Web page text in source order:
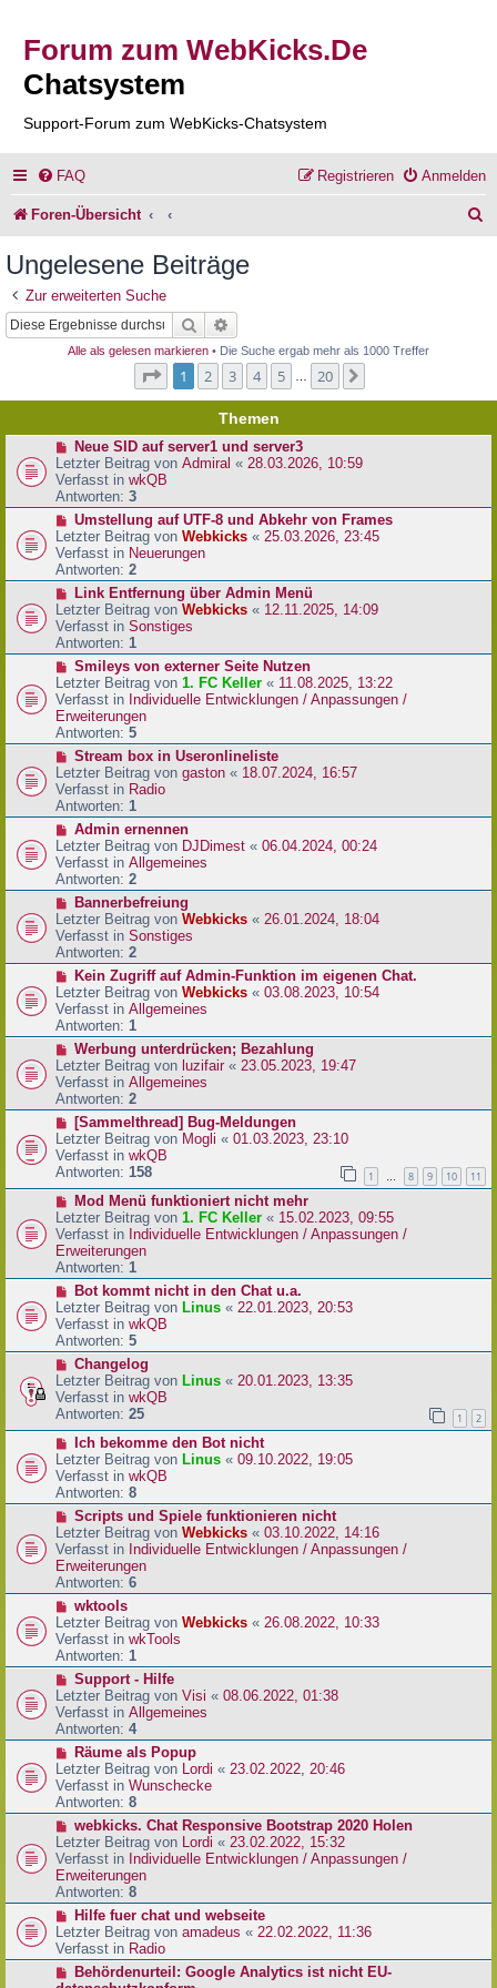
Forum zum WebKicks.De
Chatsystem
Support-Forum zum WebKicks-Chatsystem
FAQ Anmelden
Registrieren
Foren-Übersicht
Ungelesene Beiträge
Zur erweiterten Suche
Suche
Alle als gelesen markieren • Die Suche ergab mehr als 1000 Treffer
Seite von
1 2 3 4 5 20
Themen
N
e
u
e
r
B
e
i
t
a
g
Neue SID auf server1 und server3
Letzter Beitrag von Admiral « 28.03.2026, 10:59
Verfasst in wkQB
Antworten: 3
N
e
u
e
r
B
e
i
t
a
g
Umstellung auf UTF-8 und Abkehr von Frames
Letzter Beitrag von Webkicks « 25.03.2026, 23:45
Verfasst in Neuerungen
Antworten: 2
N
e
u
e
r
B
e
i
t
r
a
g
Link Entfernung über Admin Menü
Letzter Beitrag von Webkicks « 12.11.2025, 14:09
Verfasst in Sonstiges
Antworten: 1
N
e
u
e
r
B
e
i
t
r
a
g
Smileys von externer Seite Nutzen
Letzter Beitrag von 1. FC Keller « 11.08.2025, 13:22
Verfasst in Individuelle Entwicklungen / Anpassungen /
Erweiterungen
Antworten: 5
N
e
u
e
r
B
e
i
t
a
g
Stream box in Useronlineliste
Letzter Beitrag von gaston « 18.07.2024, 16:57
Verfasst in Radio
Antworten: 1
N
e
u
e
r
B
e
i
t
a
g
Admin ernennen
Letzter Beitrag von DJDimest « 06.04.2024, 00:24
Verfasst in Allgemeines
Antworten: 2
N
e
u
e
r
B
e
i
t
a
g
Bannerbefreiung
Letzter Beitrag von Webkicks « 26.01.2024, 18:04
Verfasst in Sonstiges
Antworten: 2
N
e
u
e
r
B
e
i
t
a
g
Kein Zugriff auf Admin-Funktion im eigenen Chat.
Letzter Beitrag von Webkicks « 03.08.2023, 10:54
Verfasst in Allgemeines
Antworten: 1
N
e
u
e
r
B
e
i
t
a
g
Werbung unterdrücken; Bezahlung
Letzter Beitrag von luzifair « 23.05.2023, 19:47
Verfasst in Allgemeines
Antworten: 2
N
e
u
e
r
B
e
i
t
r
a
g
[Sammelthread] Bug-Meldungen
Letzter Beitrag von Mogli « 01.03.2023, 23:10
Verfasst in wkQB
Antworten: 158 1 … 8 9 10 11
N
e
u
e
r
B
e
i
t
r
a
g
Mod Menü funktioniert nicht mehr
Letzter Beitrag von 1. FC Keller « 15.02.2023, 09:55
Verfasst in Individuelle Entwicklungen / Anpassungen /
Erweiterungen
Antworten: 1
N
e
u
e
r
B
e
i
t
a
g
Bot kommt nicht in den Chat u.a.
Letzter Beitrag von Linus « 22.01.2023, 20:53
Verfasst in wkQB
Antworten: 5
N
e
u
e
r
B
e
i
t
a
g
Changelog
Letzter Beitrag von Linus « 20.01.2023, 13:35
Verfasst in wkQB
Antworten: 25 1 2
N
e
u
e
r
B
e
i
t
r
a
g
Ich bekomme den Bot nicht
Letzter Beitrag von Linus « 09.10.2022, 19:05
Verfasst in wkQB
Antworten: 8
N
e
u
e
r
B
e
i
t
r
a
g
Scripts und Spiele funktionieren nicht
Letzter Beitrag von Webkicks « 03.10.2022, 14:16
Verfasst in Individuelle Entwicklungen / Anpassungen /
Erweiterungen
Antworten: 6
N
e
u
e
r
B
e
i
t
a
g
wktools
Letzter Beitrag von Webkicks « 26.08.2022, 10:33
Verfasst in wkTools
Antworten: 1
N
e
u
e
r
B
e
i
t
a
g
Support - Hilfe
Letzter Beitrag von Visi « 08.06.2022, 01:38
Verfasst in Allgemeines
Antworten: 4
N
e
u
e
r
B
e
i
t
r
a
g
Räume als Popup
Letzter Beitrag von Lordi « 23.02.2022, 20:46
Verfasst in Wunschecke
Antworten: 8
N
e
u
e
r
B
e
i
t
webkicks. Chat Responsive Bootstrap 2020 Holen
Letzter Beitrag von Lordi « 23.02.2022, 15:32
Verfasst in Individuelle Entwicklungen / Anpassungen /
Erweiterungen
Antworten: 8
N
e
u
e
Hilfe fuer chat und webseite
Letzter Beitrag von amadeus « 22.02.2022, 11:36
Verfasst in Radio
NBehördenurteil: Google Analytics ist nicht EU-